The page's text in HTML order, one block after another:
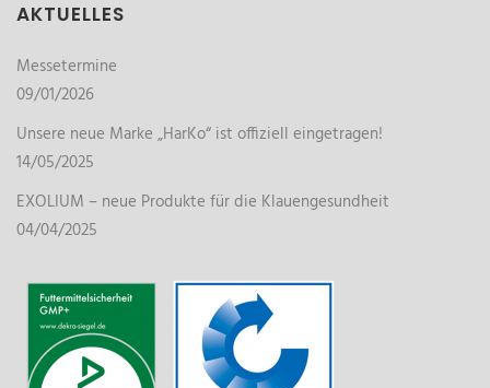
AKTUELLES
Messetermine
09/01/2026
Unsere neue Marke „HarKo“ ist offiziell eingetragen!
14/05/2025
EXOLIUM – neue Produkte für die Klauengesundheit
04/04/2025